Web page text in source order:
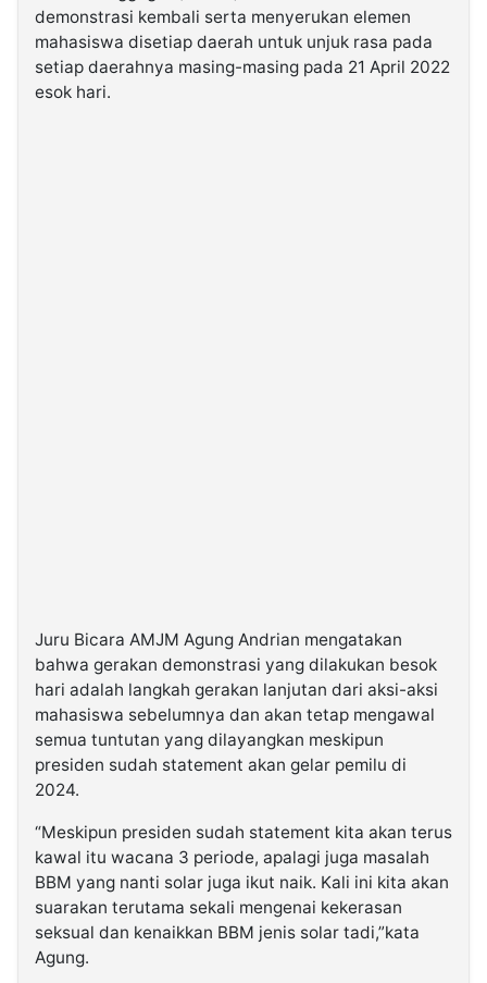
Kabarbaru.co
2026
demonstrasi kembali serta menyerukan elemen
mahasiswa disetiap daerah untuk unjuk rasa pada
setiap daerahnya masing-masing pada 21 April 2022
esok hari.
Juru Bicara AMJM Agung Andrian mengatakan
bahwa gerakan demonstrasi yang dilakukan besok
hari adalah langkah gerakan lanjutan dari aksi-aksi
mahasiswa sebelumnya dan akan tetap mengawal
semua tuntutan yang dilayangkan meskipun
presiden sudah statement akan gelar pemilu di
2024.
“Meskipun presiden sudah statement kita akan terus
kawal itu wacana 3 periode, apalagi juga masalah
BBM yang nanti solar juga ikut naik. Kali ini kita akan
suarakan terutama sekali mengenai kekerasan
seksual dan kenaikkan BBM jenis solar tadi,”kata
Agung.